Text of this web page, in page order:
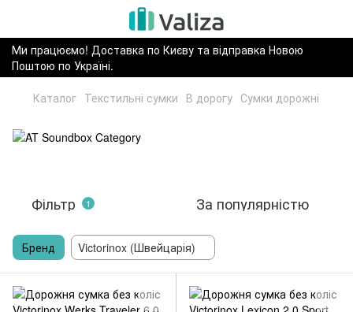
Ми працюємо! Доставка по Києву та відправка Новою
Поштою по Україні.
Каталог Текстильні сумки В дорогу Сумки дорожні
Фільтр 1 За популярністю
Бренд Victorinox (Швейцарія)